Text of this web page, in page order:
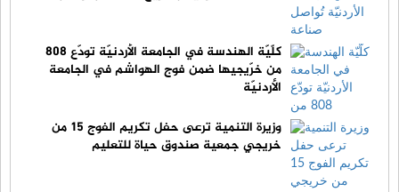
كلّيّة الهندسة في الجامعة الأردنيّة تودّع 808
من خرّيجيها ضمن فوج الهواشم في الجامعة
الأردنيّة
وزيرة التنمية ترعى حفل تكريم الفوج 15 من
خريجي جمعية صندوق حياة للتعليم